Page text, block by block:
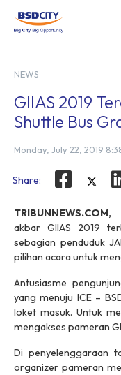
NEWS
GIIAS 2019
Shuttle Bus
Monday, July 22, 2019
Share:
akbar GIIAS 2019
sebagian penduduk
pilihan acara untuk
Antusiasme
yang menuju ICE –
loket masuk. Untuk
mengakses pameran
Di penyelenggaraan
organizer pameran